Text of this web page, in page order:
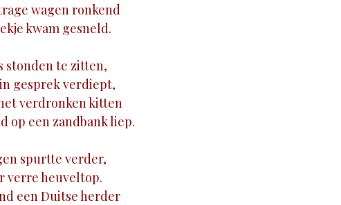
wagen ronkend
kwam gesneld.
stonden te zitten,
gesprek verdiept,
verdronken kitten
op een zandbank liep.
spurtte verder,
verre heuveltop.
een Duitse herder